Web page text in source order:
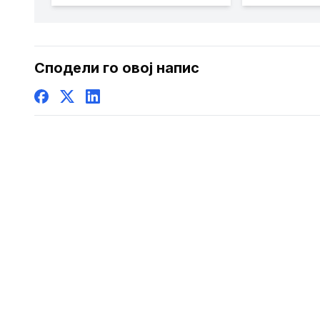
порасна за 0,08 отсто,
на Комерцијална банка
Сподели го овој напис